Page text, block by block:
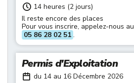
14 heures (2 jours)
Il reste encore des places
Pour vous inscrire, appelez-nous au
05 86 28 02 51 .
Permis d'Exploitation
du 14 au 16 Décembre 2026